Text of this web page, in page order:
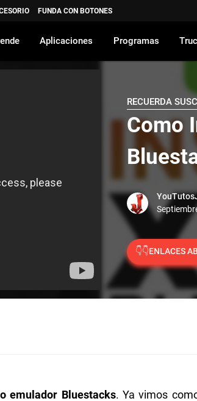
FUNDA CON BOTONES
Aplicaciones Programas
Como
RECUERDA
👇👇ENLACES
emulador Bluestacks. Ya vimos